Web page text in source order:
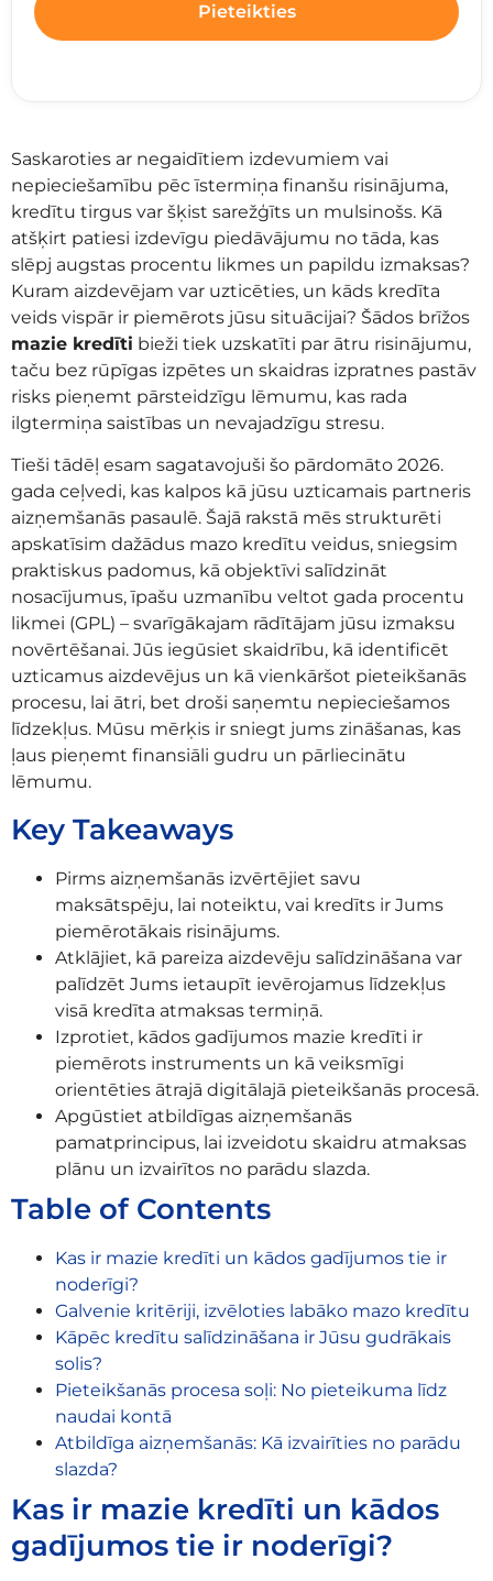
Pieteikties
Saskaroties ar negaidītiem izdevumiem vai
nepieciešamību pēc īstermiņa finanšu risinājuma,
kredītu tirgus var šķist sarežģīts un mulsinošs. Kā
atšķirt patiesi izdevīgu piedāvājumu no tāda, kas
slēpj augstas procentu likmes un papildu izmaksas?
Kuram aizdevējam var uzticēties, un kāds kredīta
veids vispār ir piemērots jūsu situācijai? Šādos brīžos
mazie kredīti bieži tiek uzskatīti par ātru risinājumu,
taču bez rūpīgas izpētes un skaidras izpratnes pastāv
risks pieņemt pārsteidzīgu lēmumu, kas rada
ilgtermiņa saistības un nevajadzīgu stresu.
Tieši tādēļ esam sagatavojuši šo pārdomāto 2026.
gada ceļvedi, kas kalpos kā jūsu uzticamais partneris
aizņemšanās pasaulē. Šajā rakstā mēs strukturēti
apskatīsim dažādus mazo kredītu veidus, sniegsim
praktiskus padomus, kā objektīvi salīdzināt
nosacījumus, īpašu uzmanību veltot gada procentu
likmei (GPL) – svarīgākajam rādītājam jūsu izmaksu
novērtēšanai. Jūs iegūsiet skaidrību, kā identificēt
uzticamus aizdevējus un kā vienkāršot pieteikšanās
procesu, lai ātri, bet droši saņemtu nepieciešamos
līdzekļus. Mūsu mērķis ir sniegt jums zināšanas, kas
ļaus pieņemt finansiāli gudru un pārliecinātu
lēmumu.
Key Takeaways
Pirms aizņemšanās izvērtējiet savu
maksātspēju, lai noteiktu, vai kredīts ir Jums
piemērotākais risinājums.
Atklājiet, kā pareiza aizdevēju salīdzināšana var
palīdzēt Jums ietaupīt ievērojamus līdzekļus
visā kredīta atmaksas termiņā.
Izprotiet, kādos gadījumos mazie kredīti ir
piemērots instruments un kā veiksmīgi
orientēties ātrajā digitālajā pieteikšanās procesā.
Apgūstiet atbildīgas aizņemšanās
pamatprincipus, lai izveidotu skaidru atmaksas
plānu un izvairītos no parādu slazda.
Table of Contents
Kas ir mazie kredīti un kādos gadījumos tie ir
noderīgi?
Galvenie kritēriji, izvēloties labāko mazo kredītu
Kāpēc kredītu salīdzināšana ir Jūsu gudrākais
solis?
Pieteikšanās procesa soļi: No pieteikuma līdz
naudai kontā
Atbildīga aizņemšanās: Kā izvairīties no parādu
slazda?
Kas ir mazie kredīti un kādos
gadījumos tie ir noderīgi?